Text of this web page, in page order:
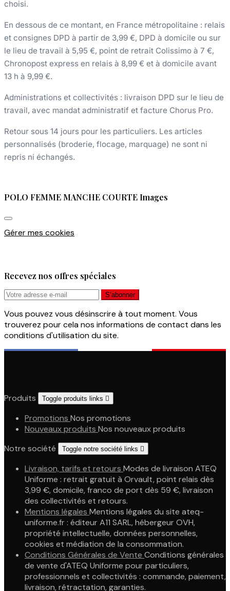
choisi.
En dessous de ce montant, en France métropolitaine : relais
et consignes DPD à partir de 3,99 €, DPD à domicile ou sur
le lieu de travail à 5,95 €, point de retrait Colissimo à 7 €,
Chronopost express en relais à 8,99 € et à domicile avant
13 h à 9,99 €.
Administrations et collectivités : livraison DPD sur le lieu de
travail, avec mandat administratif et facture Chorus Pro.
Retour sous 14 jours pour les particuliers. Les articles
personnalisés (broderie, flocage, marquage) ne sont ni
repris ni échangés.
POLO FEMME MANCHE COURTE Images
Gérer mes cookies
Recevez nos offres spéciales
Vous pouvez vous désinscrire à tout moment. Vous
trouverez pour cela nos informations de contact dans les
conditions d'utilisation du site.
Produits Toggle produits links 
Promotions Nos promotions
Nouveaux produits Nos nouveaux produits
Notre société
Toggle notre société links 
Livraison, tarifs et retours Modes de livraison ATEQ
Uniforme : retrait gratuit à Orvault, point relais dès
3,99 €, domicile, franco de port dès 59 €, livraison
des collectivités et retours.
Mentions légales Mentions légales du site ateq-
uniforme.fr : éditeur A11 SARL, hébergeur OVH,
propriété intellectuelle, données personnelles,
cookies et médiation de la consommation.
Conditions Générales de Vente Conditions générales
de vente d'ATEQ Uniforme pour particuliers,
professionnels et collectivités : commande, paiement,
livraison, rétractation, garanties.